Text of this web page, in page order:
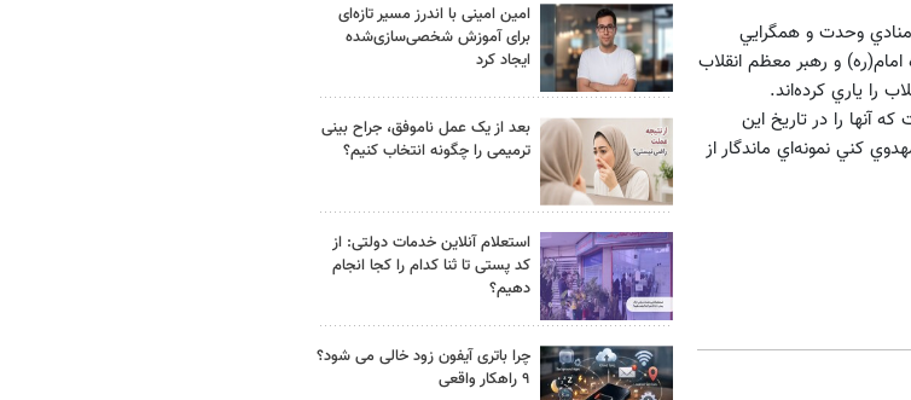
وحدت و همگرايي
امام(ره) و رهبر معظم انقلاب
را ياري كرده‌اند.
آنها را در تاريخ اين
كني نمونه‌اي ماندگار از
امین امینی با اندرز مسیر تازه‌ای
برای آموزش شخصی‌سازی‌شده
ایجاد کرد
بعد از یک عمل ناموفق، جراح بینی
ترمیمی را چگونه انتخاب کنیم؟
استعلام آنلاین خدمات دولتی: از
کد پستی تا ثنا کدام را کجا انجام
دهیم؟
چرا باتری آیفون زود خالی می شود؟
۹ راهکار واقعی